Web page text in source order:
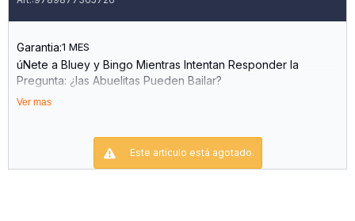
Garantia:1 MES
úNete a Bluey y Bingo Mientras Intentan Responder la
Pregunta: ¿las Abuelitas Pueden Bailar?
Ver mas
Este artículo está agotado.